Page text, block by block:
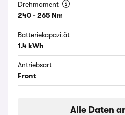
Drehmoment
240 - 265 Nm
Batteriekapazität
1.4 kWh
Antriebsart
Front
Alle Daten